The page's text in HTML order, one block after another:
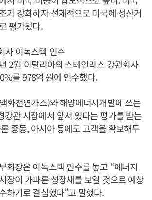
가 강화하자 선제적으로 미국에 생산거
평가됐다.
이녹스텍 인수
2월 이탈리아의 스테인리스 강관회사
를 978억 원에 인수했다.
화천연가스)와 해양에너지개발에 쓰는
강관 시장에서 앞서 있다는 평가를 받는
중동, 아시아 등에도 고객을 확보해두
회장은 이녹스텍 인수를 놓고 “에너지
장이 가파른 성장세를 보일 것으로 예상
하기로 결심했다”고 말했다.